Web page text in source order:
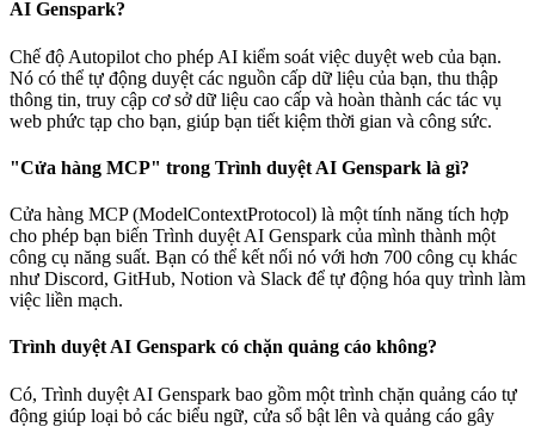
AI Genspark?
Chế độ Autopilot cho phép AI kiểm soát việc duyệt web của bạn.
Nó có thể tự động duyệt các nguồn cấp dữ liệu của bạn, thu thập
thông tin, truy cập cơ sở dữ liệu cao cấp và hoàn thành các tác vụ
web phức tạp cho bạn, giúp bạn tiết kiệm thời gian và công sức.
"Cửa hàng MCP" trong Trình duyệt AI Genspark là gì?
Cửa hàng MCP (ModelContextProtocol) là một tính năng tích hợp
cho phép bạn biến Trình duyệt AI Genspark của mình thành một
công cụ năng suất. Bạn có thể kết nối nó với hơn 700 công cụ khác
như Discord, GitHub, Notion và Slack để tự động hóa quy trình làm
việc liền mạch.
Trình duyệt AI Genspark có chặn quảng cáo không?
Có, Trình duyệt AI Genspark bao gồm một trình chặn quảng cáo tự
động giúp loại bỏ các biểu ngữ, cửa sổ bật lên và quảng cáo gây